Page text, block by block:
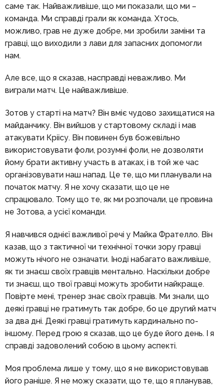
саме так. Найважливіше, що ми показали, що ми –
команда. Ми справді грали як команда. Хтось,
можливо, грав не дуже добре, ми зробили заміни та
гравці, що виходили з лави для запасних допомогли
нам.
Але все, що я сказав, насправді неважливо. Ми
виграли матч. Це найважливіше.
Зотов у старті на матч? Він вміє чудово захищатися на
майданчику. Він вийшов у стартовому складі і мав
атакувати Кріісу. Він повинен був божевільно
використовувати фоли, розумні фоли, не дозволяти
йому брати активну участь в атаках, і в той же час
організовувати наш напад. Це те, що ми планували на
початок матчу. Я не хочу сказати, що це не
спрацювало. Тому що те, як ми розпочали, це провина
не Зотова, а усієї команди.
Я навчився однієї важливої речі у Майка Фрателло. Він
казав, що з тактичної чи технічної точки зору гравці
можуть нічого не означати. Іноді набагато важливіше,
як ти знаєш своїх гравців ментально. Наскільки добре
ти знаєш, що твої гравці можуть зробити найкраще.
Повірте мені, тренер знає своїх гравців. Ми знали, що
деякі гравці не гратимуть так добре, бо це другий матч
за два дні. Деякі гравці гратимуть кардинально по-
іншому. Перед грою я сказав, що це буде його день. І я
справді задоволений собою в цьому аспекті.
Моя проблема лише у тому, що я не використовував
його раніше. Я не можу сказати, що те, що я планував,